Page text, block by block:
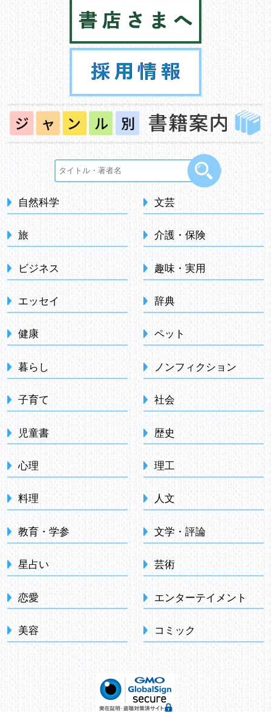
自然科学
旅
ビジネス
エッセイ
健康
暮らし
子育て
児童書
心理
料理
教育・学参
星占い
恋愛
美容
文芸
介護・保険
趣味・実用
辞典
ペット
ノンフィクション
社会
歴史
理工
人文
文学・評論
芸術
エンターテイメント
コミック